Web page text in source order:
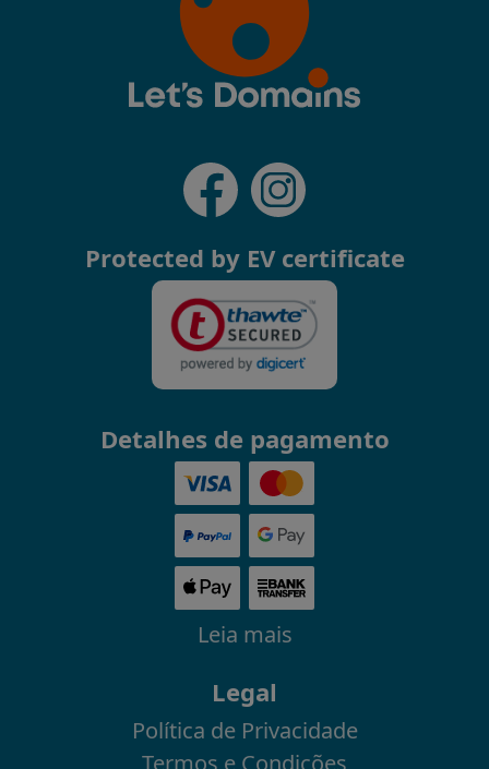
Protected by EV certificate
Detalhes de pagamento
Leia mais
Legal
Política de Privacidade